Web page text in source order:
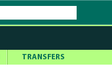
TRANSFERS